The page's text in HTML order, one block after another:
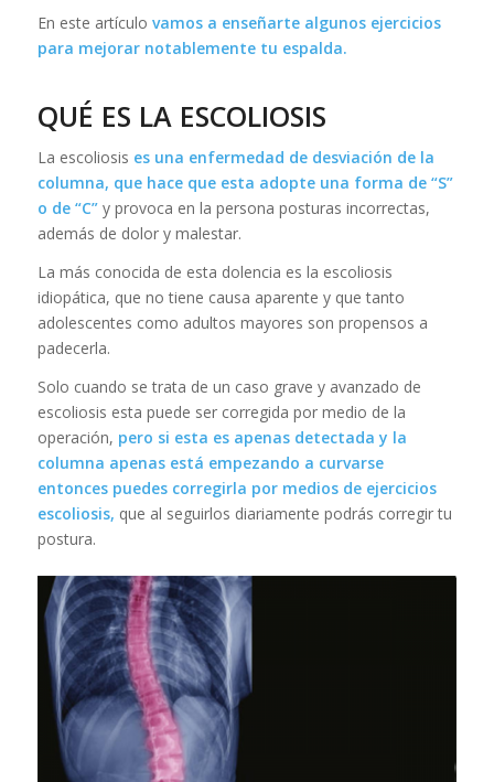
En este artículo vamos a enseñarte algunos ejercicios
para mejorar notablemente tu espalda.
QUÉ ES LA ESCOLIOSIS
La escoliosis es una enfermedad de desviación de la
columna, que hace que esta adopte una forma de “S”
o de “C” y provoca en la persona posturas incorrectas,
además de dolor y malestar.
La más conocida de esta dolencia es la escoliosis
idiopática, que no tiene causa aparente y que tanto
adolescentes como adultos mayores son propensos a
padecerla.
Solo cuando se trata de un caso grave y avanzado de
escoliosis esta puede ser corregida por medio de la
operación, pero si esta es apenas detectada y la
columna apenas está empezando a curvarse
entonces puedes corregirla por medios de ejercicios
escoliosis, que al seguirlos diariamente podrás corregir tu
postura.